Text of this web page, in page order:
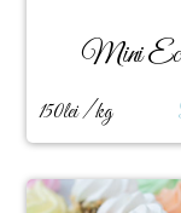
Mini
150lei / kg